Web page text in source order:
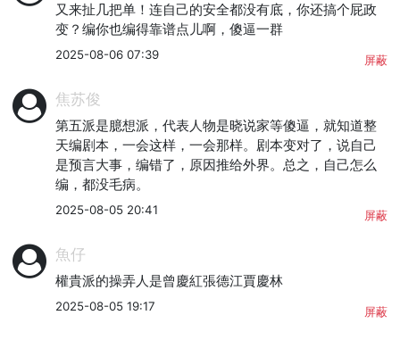
又来扯几把单！连自己的安全都没有底，你还搞个屁政
变？编你也编得靠谱点儿啊，傻逼一群
2025-08-06 07:39 屏蔽
焦苏俊
第五派是臆想派，代表人物是晓说家等傻逼，就知道整
天编剧本，一会这样，一会那样。剧本变对了，说自己
是预言大事，编错了，原因推给外界。总之，自己怎么
编，都没毛病。
2025-08-05 20:41 屏蔽
魚仔
權貴派的操弄人是曾慶紅張德江賈慶林
2025-08-05 19:17 屏蔽